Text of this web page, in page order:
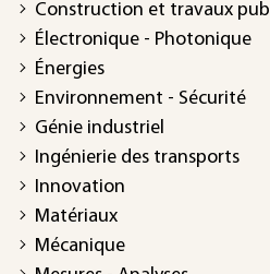
Construction et travaux
Électronique - Photonique
Énergies
Environnement - Sécurité
Génie industriel
Ingénierie des transports
Innovation
Matériaux
Mécanique